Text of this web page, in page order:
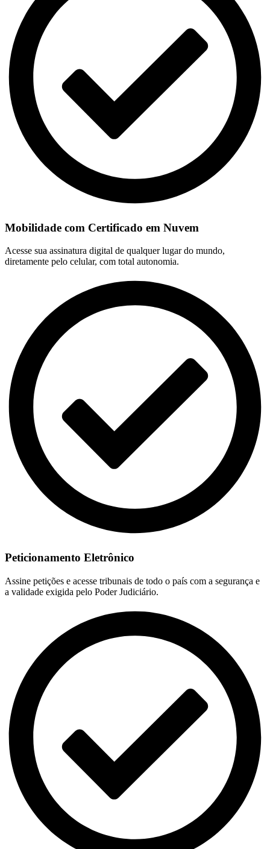
Mobilidade com Certificado em Nuvem
Acesse sua assinatura digital de qualquer lugar do mundo,
diretamente pelo celular, com total autonomia.
Peticionamento Eletrônico
Assine petições e acesse tribunais de todo o país com a segurança e
a validade exigida pelo Poder Judiciário.